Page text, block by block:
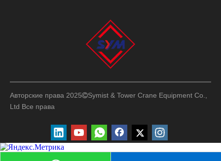
Авторские права 2025Symist & Tower Crane Equipment Co.,
Ltd Все права